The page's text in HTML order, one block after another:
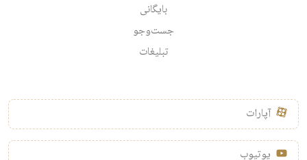
بایگانی
جست‌وجو
تبلیغات
آپارات
یوتیوب